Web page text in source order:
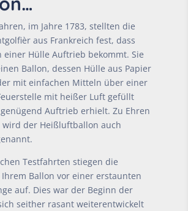
im Jahre 1783, stellten die
aus Frankreich fest, dass
Hülle Auftrieb bekommt. Sie
Ballon, dessen Hülle aus Papier
mit einfachen Mitteln über einer
mit heißer Luft gefüllt
Auftrieb erhielt. Zu Ehren
wird der Heißluftballon auch
Testfahrten stiegen die
Ballon vor einer erstaunten
auf. Dies war der Beginn der
seither rasant weiterentwickelt